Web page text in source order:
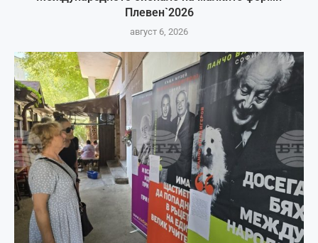
Плевен`2026
август 6, 2026